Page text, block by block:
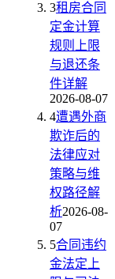
3租房合同
定金计算
规则上限
与退还条
件详解
2026-08-07
4遭遇外商
欺诈后的
法律应对
策略与维
权路径解
析2026-08-
07
5合同违约
金法定上